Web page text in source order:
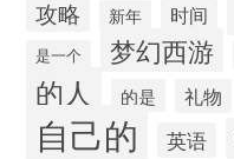
攻略 新年 时间
是一个 梦幻西游
的人 的是 礼物
自己的 英语